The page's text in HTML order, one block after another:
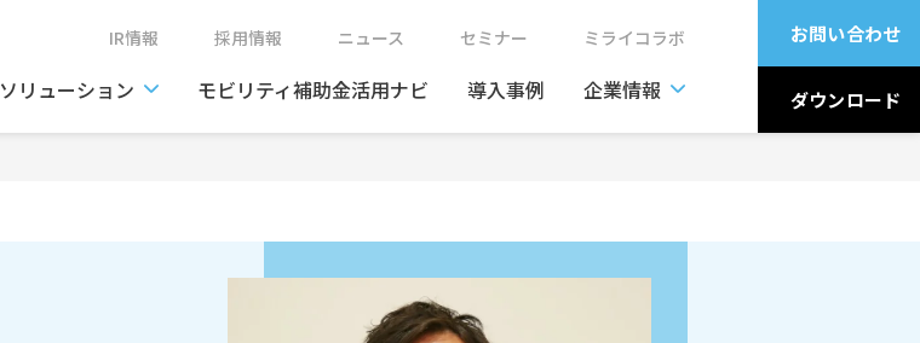
IR情報 採用情報 ニュース セミナー ミライコラボ
ソリューション モビリティ補助金活用ナビ 導入事例 企業情報
お問い合わせ
ダウンロード